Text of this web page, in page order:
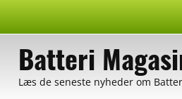
Batteri
Læs de seneste nyheder om